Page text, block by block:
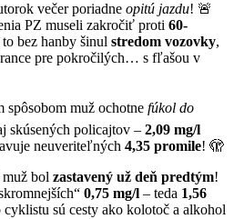
večer poriadne opitú jazdu! 🚨
PZ museli zakročiť proti 60-
bez hanby šinul stredom vozovky,
pre pokročilých… s fľašou v
spôsobom muž ochotne fúkol do
skúsených policajtov – 2,09 mg/l
neuveriteľných 4,35 promile! 🫣
bol zastavený už deň predtým!
0,75 mg/l – teda 1,56
cyklistu sú cesty ako kolotoč a alkohol